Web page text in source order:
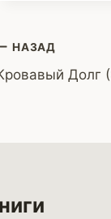
НАЗАД
Долг